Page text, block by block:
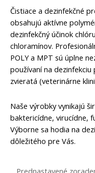
Čistiace a dezinfekčné
obsahujú aktívne
dezinfekčný účinok
chloramínov.
POLY a MPT sú úplne
používaní na
zvieratá (veterinárne
Naše výrobky vynikajú
baktericídne, virucídne,
Výborne sa hodia na
dôležitého pre Vás.